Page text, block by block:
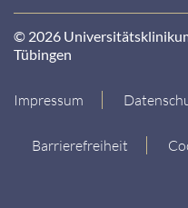
© 2026
Tübingen
Impressum
Barrierefreiheit